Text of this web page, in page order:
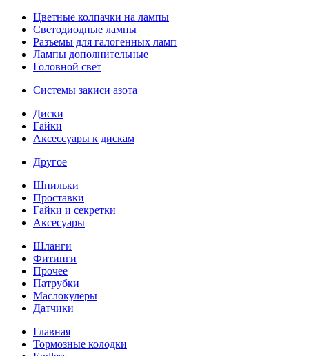
Цветные колпачки на лампы
Светодиодные лампы
Разъемы для галогенных ламп
Лампы дополнительные
Головной свет
Системы закиси азота
Диски
Гайки
Аксессуары к дискам
Другое
Шпильки
Проставки
Гайки и секретки
Аксесуары
Шланги
Фитинги
Прочее
Патрубки
Маслокулеры
Датчики
Главная
Тормозные колодки